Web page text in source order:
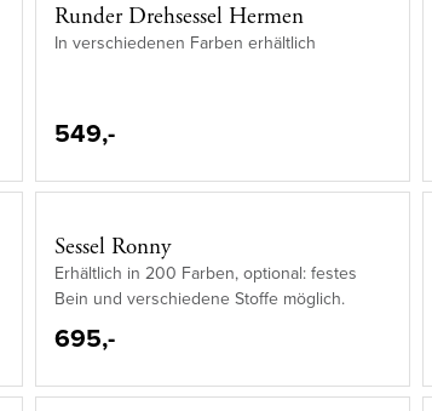
Runder Drehsessel Hermen
In verschiedenen Farben erhältlich
549,-
Sessel Ronny
Erhältlich in 200 Farben, optional: festes
Bein und verschiedene Stoffe möglich.
695,-